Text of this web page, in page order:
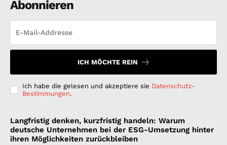
Abonnieren
ICH MÖCHTE REIN
Ich habe die gelesen und akzeptiere sie Datenschutz-
Bestimmungen.
Langfristig denken, kurzfristig handeln: Warum
deutsche Unternehmen bei der ESG-Umsetzung hinter
ihren Möglichkeiten zurückbleiben